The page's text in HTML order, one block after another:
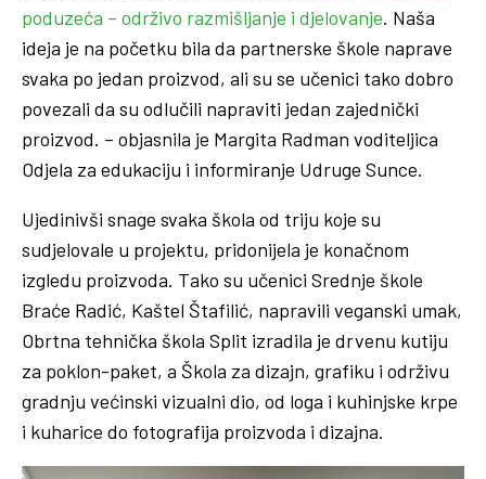
poduzeća – održivo razmišljanje i djelovanje. Naša
ideja je na početku bila da partnerske škole naprave
svaka po jedan proizvod, ali su se učenici tako dobro
povezali da su odlučili napraviti jedan zajednički
proizvod. – objasnila je Margita Radman voditeljica
Odjela za edukaciju i informiranje Udruge Sunce.
Ujedinivši snage svaka škola od triju koje su
sudjelovale u projektu, pridonijela je konačnom
izgledu proizvoda. Tako su učenici Srednje škole
Braće Radić, Kaštel Štafilić, napravili veganski umak,
Obrtna tehnička škola Split izradila je drvenu kutiju
za poklon-paket, a Škola za dizajn, grafiku i održivu
gradnju većinski vizualni dio, od loga i kuhinjske krpe
i kuharice do fotografija proizvoda i dizajna.